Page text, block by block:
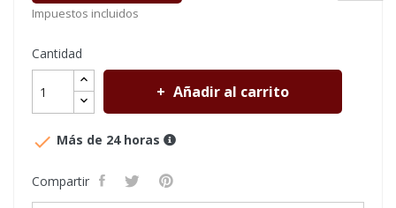
Impuestos incluidos
Cantidad
Añadir al carrito
 Más de 24 horas
Compartir